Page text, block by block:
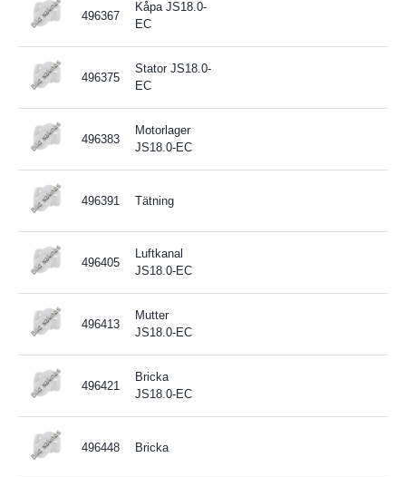
496367
Kåpa JS18.0-
EC
496375
Stator JS18.0-
EC
496383
Motorlager
JS18.0-EC
496391 Tätning
496405
Luftkanal
JS18.0-EC
496413
Mutter
JS18.0-EC
496421
Bricka
JS18.0-EC
496448 Bricka